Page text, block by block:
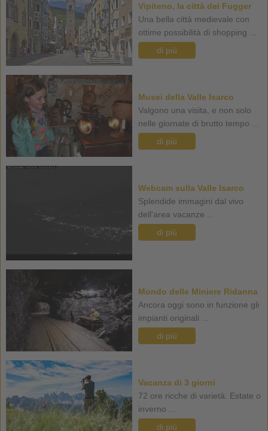
Vipiteno, la città dei Fugger
Una bella città medievale con
ottime possibilità di shopping ...
di più
Musei della Valle Isarco
Valgono una visita, e non solo
nelle giornate di brutto tempo ...
di più
Webcam sulla Valle Isarco
Splendide immagini dal vivo
dell'area vacanze ...
di più
Mondo delle Miniere Ridanna
Ancora oggi sono in funzione gli
impianti originali ...
di più
Vacanza di 3 giorni
72 ore ricche di varietà. Estate o
inverno ...
di più